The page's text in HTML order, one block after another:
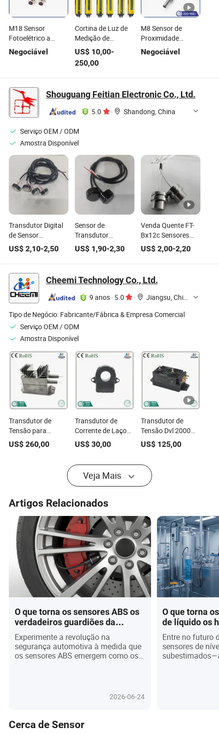
M18 Sensor
Fotoelétrico a
Laser (Feixe Direto)
Equivalente a E3rb-
Negociável
Cortina de Luz de
Medição de
Segurança Sensor
de Segurança Kjtdq
US$ 10,00-
250,00
M8 Sensor de
Proximidade
Indutivo Embutido
Equivalente a
Negociável
Shouguang Feitian Electronic Co., Ltd.
5.0 · Shandong, China
Serviço OEM / ODM
Amostra Disponível
Transdutor Digital
de Sensor
Ultrassônico com
Cabo de Silicone,
Sonda de Ângulo
Reto de Cerâmica
Piezoelétrica Direto
da Fábrica
US$2,10-2,50
Sensor de
Transdutor
Ultrassônico de
Fluxo de Cerâmica
Piezoelétrica de
1MHz para Cabo
Preto de Dois Fios
com Carcaça de
Material Polimérico
US$ 1,90-2,30
Venda Quente FT-
Bx12c Sensores
Ultrassônicos de
Superfície em Aço
Inoxidável
Medidores de Calor
de Água
US$ 2,00-2,20
Cheemi Technology Co., Ltd.
9 anos· 5.0 ·
Jiangsu, China
Tipo de Negócio: Fabricante/Fábrica & Empresa Comercial
Serviço OEM / ODM
Amostra Disponível
Transdutor de
Tensão para
Sensor de Corrente
de Ferrovia
US$260,00
Transdutor de
Corrente de Laço
Fechado para
Monitoramento de
de Fonte de
Alimentação Pode
Produzir Saída
US$ 30,00
Transdutor de
Tensão Dvl 2000
Transdutor de
Corrente
Isolado Sensor de
Tensão da Série Dvl
US$ 125,00
Veja Mais
Artigos Relacionados
O que torna os sensores ABS os
verdadeiros guardiões da
segurança rodoviária moderna
em 2026?
Experimente a revolução na
segurança automotiva à medida que
os sensores ABS emergem como os
o aumento dos veículos elétricos e
dos sistemas avançados de
componentes de precisão estão
agora no centro das estratégias
2026-06-24
O que torna
de líquido os
moderna?
Entre no futuro
sensores de
Cerca de Sensor